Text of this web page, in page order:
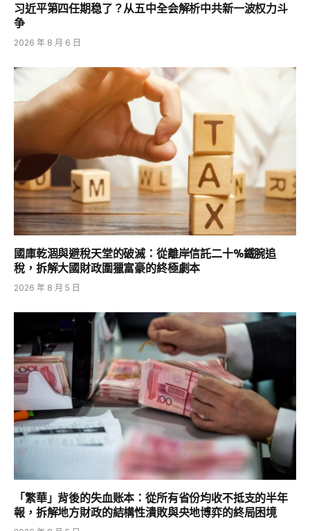
习近平第四任期稳了？从五中全会解析中共新一波权力斗
争
2026 年 8 月 6 日
國庫乾涸與避稅天堂的破滅：從離岸信託二十%鐵腕追
稅，拆解大國財政圍獵富豪的終極劇本
2026 年 8 月 5 日
「繁華」背後的失血账本：從所有省份均收不抵支的半年
報，拆解地方財政的結構性潰敗與央地博弈的終局困境